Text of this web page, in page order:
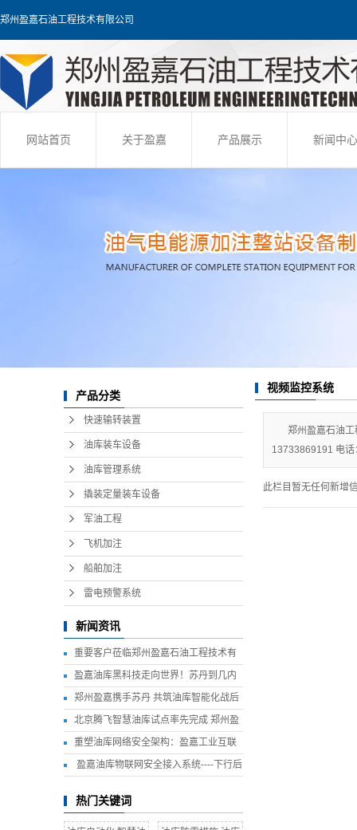
郑州盈嘉石油工程技术有限公司
网站首页 关于盈嘉 产品展示
油库管理系统
撬装定量装车设备
船舶加注
雷电预警系统
新闻中心
技术知识
产品分类
快速输转装置
油库装车设备
油库管理系统
撬装定量装车设备
军油工程
飞机加注
船舶加注
雷电预警系统
新闻资讯
重要客户莅临郑州盈嘉石油工程技术有
限公司参观考察 共谋智慧油库建设新篇
章
盈嘉油库黑科技走向世界！苏丹到几内
亚，国际项目遍地开花
郑州盈嘉携手苏丹 共筑油库智能化战后
恢复之路
北京腾飞智慧油库试点率先完成 郑州盈
嘉石油工程技术有限公司全程参与建设
重塑油库网络安全架构：盈嘉工业互联
网接入与安全管理平台
盈嘉油库物联网安全接入系统----下行后
热门关键词
视频监控系统
郑州盈嘉石油
13733869191 电
此栏目暂无任何新增